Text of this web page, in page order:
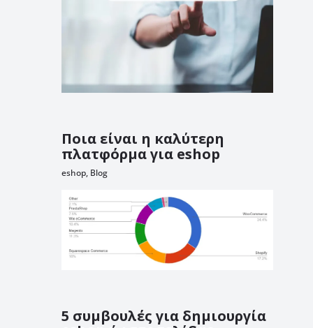
Ποια είναι η καλύτερη
πλατφόρμα για eshop
eshop, Blog
5 συμβουλές για δημιουργία